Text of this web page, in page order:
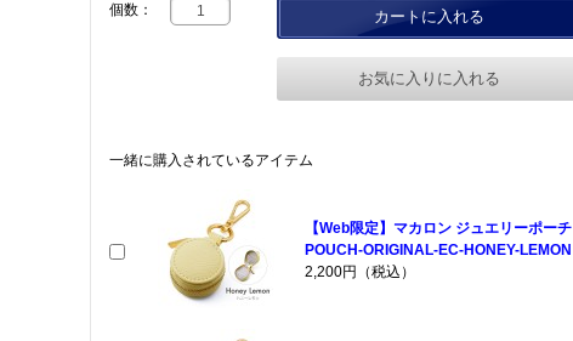
個数： カートに入れる
お気に入りに入れる
一緒に購入されているアイテム
【Web限定】マカロン ジュエリーポーチ
POUCH-ORIGINAL-EC-HONEY-LEMON
2,200円（税込）